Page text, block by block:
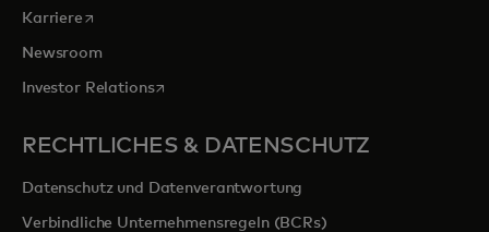
Karrierewird in einer neuen Registerkarte geöffnet
Newsroom
Investor Relationswird in einer neuen Registerkarte geöffnet
RECHTLICHES & DATENSCHUTZ
Datenschutz und Datenverantwortung
Verbindliche Unternehmensregeln (BCRs)